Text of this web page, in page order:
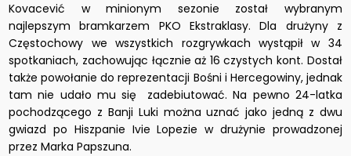
Kovacević w minionym sezonie został wybranym
najlepszym bramkarzem PKO Ekstraklasy. Dla drużyny z
Częstochowy we wszystkich rozgrywkach wystąpił w 34
spotkaniach, zachowując łącznie aż 16 czystych kont. Dostał
także powołanie do reprezentacji Bośni i Hercegowiny, jednak
tam nie udało mu się zadebiutować. Na pewno 24-latka
pochodzącego z Banji Luki można uznać jako jedną z dwu
gwiazd po Hiszpanie Ivie Lopezie w drużynie prowadzonej
przez Marka Papszuna.